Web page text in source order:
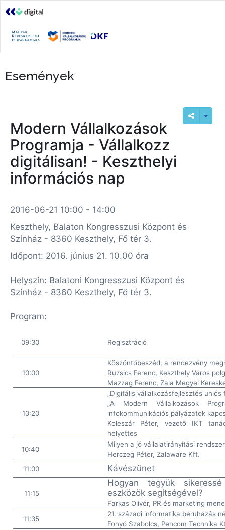
Események
Modern Vállalkozások
Programja - Vállalkozz
digitálisan! - Keszthelyi
információs nap
2016-06-21 10:00 - 14:00
Keszthely, Balaton Kongresszusi Központ és
Színház - 8360 Keszthely, Fő tér 3.
Időpont: 2016. június 21. 10.00 óra
Helyszín: Balatoni Kongresszusi Központ és
Színház - 8360 Keszthely, Fő tér 3.
Program:
09:30 Regisztráció
10:00
Köszöntőbeszéd, a rendezvény
Ruzsics Ferenc, Keszthely Város
Mazzag Ferenc, Zala Megyei
10:20
„Digitális vállalkozásfejlesztés uniós
„A Modern Vállalkozások
infokommunikációs pályázatok
Koleszár Péter, vezető IKT
helyettes
10:40
Milyen a jó vállalatirányítási
Herczeg Péter, Zalaware Kft.
11:00
Kávészünet
11:15
Hogyan tegyük
eszközök segítségével?
Farkas Olivér, PR és marketing
11:35
21. századi informatika beruházás
Fonyó Szabolcs, Pencom Technika